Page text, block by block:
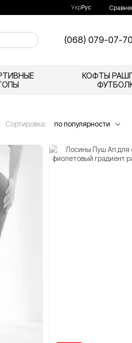
УкрРус
(068) 079-07-70
КОФТЫ
Сортировка: по популярности